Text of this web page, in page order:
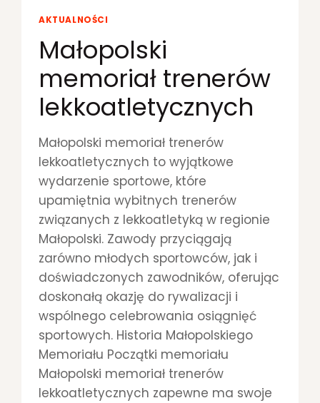
?
A
L
E
K
K
O
T
L
T
Y
C
Z
N
E
AKTUALNOŚCI
Małopolski
memoriał trenerów
lekkoatletycznych
Małopolski memoriał trenerów
lekkoatletycznych to wyjątkowe
wydarzenie sportowe, które
upamiętnia wybitnych trenerów
związanych z lekkoatletyką w regionie
Małopolski. Zawody przyciągają
zarówno młodych sportowców, jak i
doświadczonych zawodników, oferując
doskonałą okazję do rywalizacji i
wspólnego celebrowania osiągnięć
sportowych. Historia Małopolskiego
Memoriału Początki memoriału
Małopolski memoriał trenerów
lekkoatletycznych zapewne ma swoje